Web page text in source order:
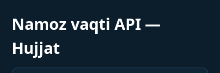
Namoz vaqti API —
Hujjat